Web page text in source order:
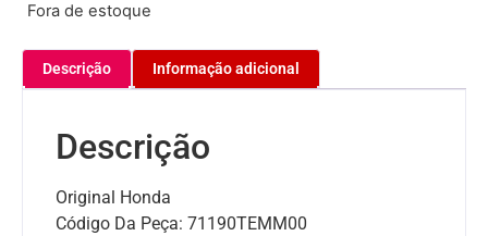
Fora de estoque
Descrição Informação adicional
Descrição
Original Honda
Código Da Peça: 71190TEMM00